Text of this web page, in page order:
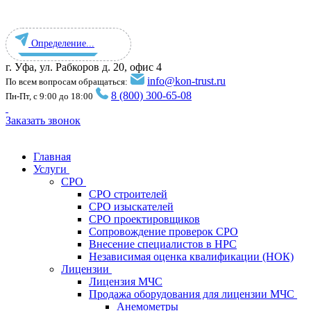
Определение...
г. Уфа, ул. Рабкоров д. 20, офис 4
По всем вопросам обращаться: info@kon-trust.ru
Пн-Пт, с 9:00 до 18:00 8 (800) 300-65-08
Заказать звонок
Главная
Услуги
СРО
СРО строителей
СРО изыскателей
СРО проектировщиков
Сопровождение проверок СРО
Внесение специалистов в НРС
Независимая оценка квалификации (НОК)
Лицензии
Лицензия МЧС
Продажа оборудования для лицензии МЧС
Анемометры